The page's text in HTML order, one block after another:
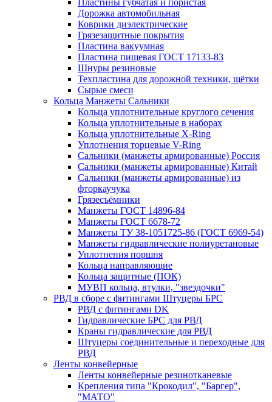
Пластины губчатая и пористая
Дорожка автомобильная
Коврики диэлектрические
Грязезащитные покрытия
Пластина вакуумная
Пластина пищевая ГОСТ 17133-83
Шнуры резиновые
Техпластина для дорожной техники, щётки
Сырые смеси
Кольца Манжеты Сальники
Кольца уплотнительные круглого сечения
Кольца уплотнительные в наборах
Кольца уплотнительные Х-Ring
Уплотнения торцевые V-Ring
Сальники (манжеты армированные) Россия
Сальники (манжеты армированные) Китай
Сальники (манжеты армированные) из
фторкаучука
Грязесъёмники
Манжеты ГОСТ 14896-84
Манжеты ГОСТ 6678-72
Манжеты ТУ 38-1051725-86 (ГОСТ 6969-54)
Манжеты гидравлические полиуретановые
Уплотнения поршня
Кольца направляющие
Кольца защитные (ПОК)
МУВП кольца, втулки, "звездочки"
РВД в сборе с фитингами Штуцеры БРС
РВД с фитингами DK
Гидравлические БРС для РВД
Краны гидравлические для РВД
Штуцеры соединительные и переходные для
РВД
Ленты конвейерные
Ленты конвейерные резинотканевые
Крепления типа "Крокодил", "Баргер",
"МАТО"